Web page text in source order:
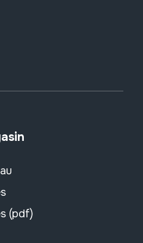
(pdf)